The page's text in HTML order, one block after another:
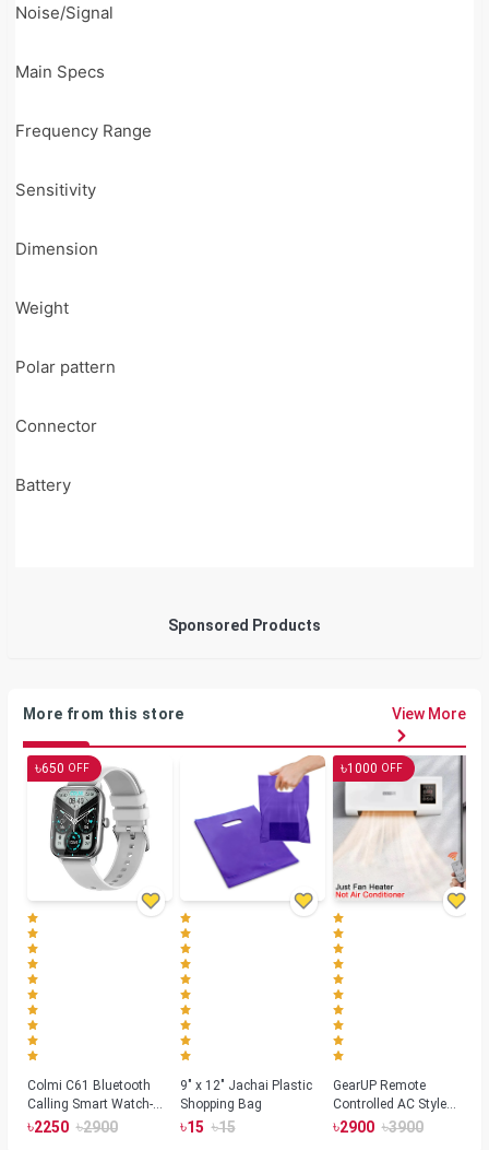
Noise/Signal
Main Specs
Frequency Range
Sensitivity
Dimension
Weight
Polar pattern
Connector
Battery
Sponsored Products
More from this store View More
৳650 OFF
Colmi C61 Bluetooth
Calling Smart Watch-
Silver Color
৳2250 ৳2900
9" x 12" Jachai Plastic
Shopping Bag
৳15 ৳15
৳1000 OFF
GearUP Remote
Controlled AC Style
Room Heater 1800
৳2900 ৳3900